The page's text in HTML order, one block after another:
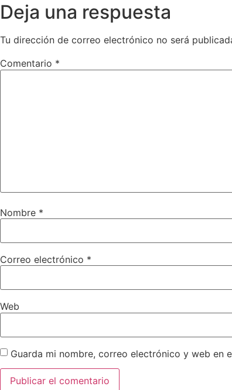
Deja una respuesta
Tu dirección de correo electrónico no será
Comentario *
Nombre *
Correo electrónico *
Web
Guarda mi nombre, correo electrónico y web en